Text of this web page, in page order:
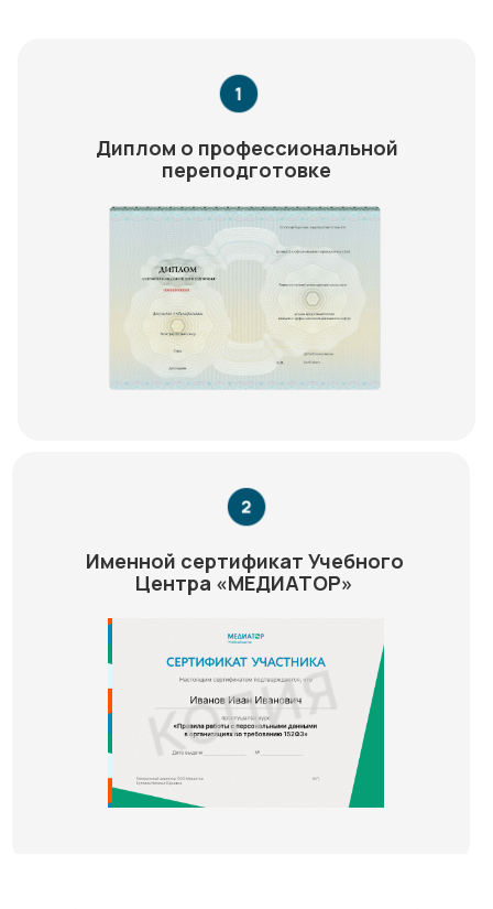
Именной сертификат Учебного
Центра «МЕДИАТОР»
Диплом о профессиональной
переподготовке
Медиатор на карте Химок — Яндекс Карты